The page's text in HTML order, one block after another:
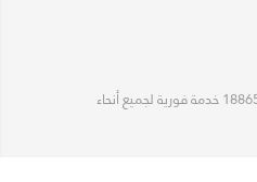
كهربائي منازل بالكويت 1886554 خدمة فورية لجميع أنحاء